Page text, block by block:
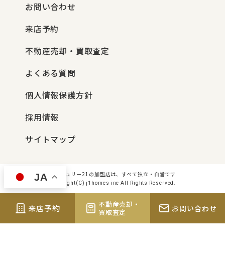
お問い合わせ
来店予約
不動産売却・買取査定
よくある質問
個人情報保護方針
採用情報
サイトマップ
センチュリー21の加盟店は、すべて独立・自営です
Copyright(C) j1homes inc All Rights Reserved.
来店予約
不動産売却・
買取査定
お問い合わせ
JA